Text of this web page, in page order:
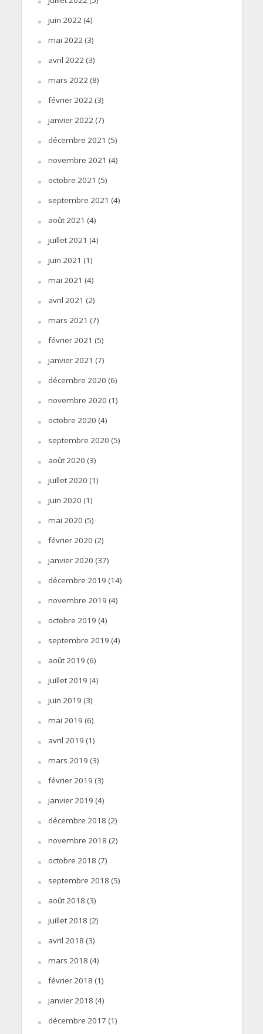
juin 2022(4)
mai 2022(3)
avril 2022(3)
mars 2022(8)
février 2022(3)
janvier 2022(7)
décembre 2021 (5)
novembre 2021 (4)
octobre 2021 (5)
septembre 2021 (4)
août 2021 (4)
juillet 2021 (4)
juin 2021 (1)
mai 2021 (4)
avril 2021 (2)
mars 2021 (7)
février 2021 (5)
janvier 2021 (7)
décembre 2020 (6)
novembre 2020 (1)
octobre 2020 (4)
septembre 2020 (5)
août 2020 (3)
juillet 2020 (1)
juin 2020 (1)
mai 2020 (5)
février 2020 (2)
janvier 2020 (37)
décembre 2019 (14)
novembre 2019 (4)
octobre 2019 (4)
septembre 2019 (4)
août 2019 (6)
juillet 2019 (4)
juin 2019 (3)
mai 2019 (6)
avril 2019 (1)
mars 2019 (3)
février 2019 (3)
janvier 2019 (4)
décembre 2018 (2)
novembre 2018 (2)
octobre 2018 (7)
septembre 2018 (5)
août 2018 (3)
juillet 2018 (2)
avril 2018 (3)
mars 2018 (4)
février 2018 (1)
janvier 2018 (4)
décembre 2017 (1)